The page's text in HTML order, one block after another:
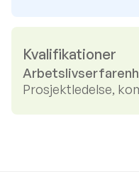
Kvalifikationer
Prosjektledelse,